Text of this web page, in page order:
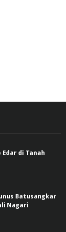
di Tanah
Batusangkar
Nagari